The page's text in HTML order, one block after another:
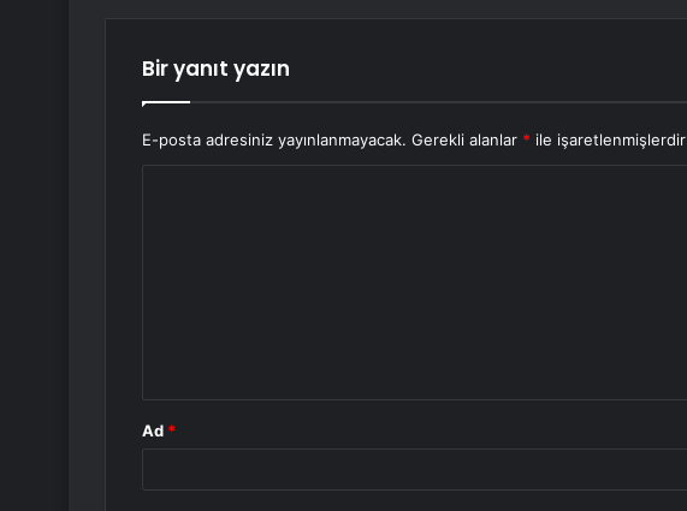
Bir yanıt yazın
E-posta adresiniz yayınlanmayacak. Gerekli alanlar * ile işaretlenmişlerdir
Ad *